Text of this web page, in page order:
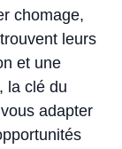
chomage,
leurs
et une
la clé du
adapter